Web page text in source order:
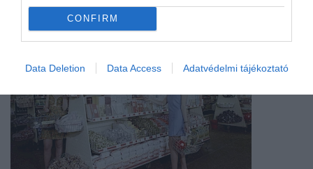
CONFIRM
Data Deletion Data Access Adatvédelmi tájékoztató